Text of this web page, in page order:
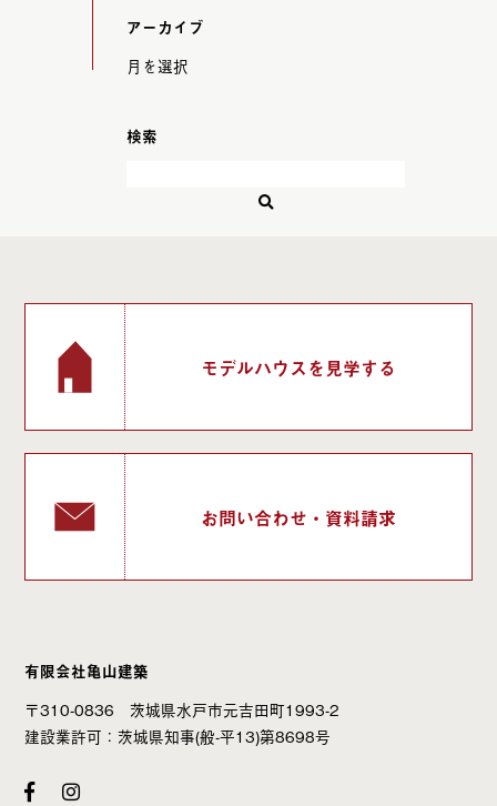
アーカイブ
検索
有限会社亀山建築
〒310-0836 茨城県水戸市元吉田町1993-2
建設業許可：茨城県知事(般-平13)第8698号
モデルハウスを見学する
お問い合わせ・資料請求